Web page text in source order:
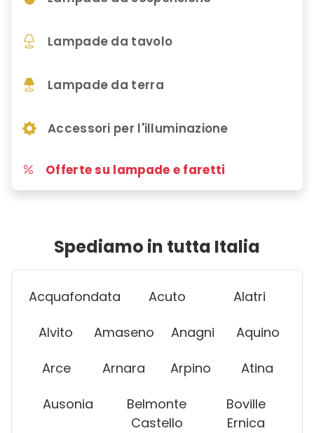
Lampade da tavolo
Lampade da terra
Accessori per l'illuminazione
Offerte su lampade e faretti
Spediamo in tutta Italia
Acquafondata Acuto Alatri
Alvito Amaseno Anagni Aquino
Arce Arnara Arpino Atina
Ausonia
Belmonte
Castello
Boville
Ernica